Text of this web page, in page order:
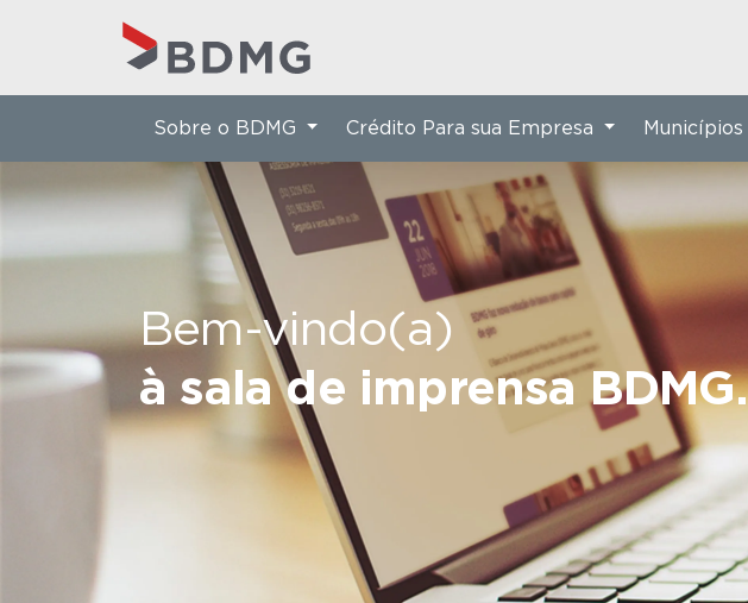
Bem-vindo(a)
à sala de imprensa BDMG.
Sobre o BDMG Crédito Para sua Empresa Municípios